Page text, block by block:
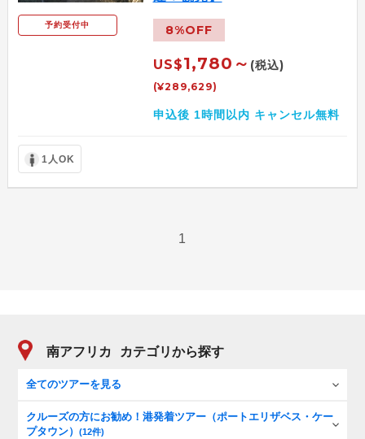
予約受付中 8%OFF
US$1,780～ (税込)
(¥289,629)
申込後 1時間以内 キャンセル無料
1人OK
1
南アフリカ カテゴリから探す
全てのツアーを見る
クルーズの方にお勧め！港発着ツアー（ポートエリザベス・ケー
プタウン）(12件)